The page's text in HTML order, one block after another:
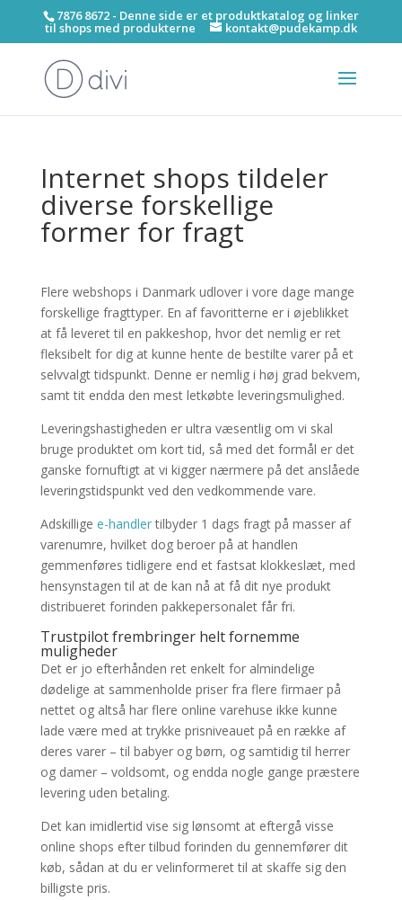
7876 8672 - Denne side er et produktkatalog og linker
til shops med produkterne kontakt@pudekamp.dk
Internet shops tildeler
diverse forskellige
former for fragt
Flere webshops i Danmark udlover i vore dage mange
forskellige fragttyper. En af favoritterne er i øjeblikket
at få leveret til en pakkeshop, hvor det nemlig er ret
fleksibelt for dig at kunne hente de bestilte varer på et
selvvalgt tidspunkt. Denne er nemlig i høj grad bekvem,
samt tit endda den mest letkøbte leveringsmulighed.
Leveringshastigheden er ultra væsentlig om vi skal
bruge produktet om kort tid, så med det formål er det
ganske fornuftigt at vi kigger nærmere på det anslåede
leveringstidspunkt ved den vedkommende vare.
Adskillige e-handlertilbyder 1 dags fragt på masser af
varenumre, hvilket dog beroer på at handlen
gemmenføres tidligere end et fastsat klokkeslæt, med
hensynstagen til at de kan nå at få dit nye produkt
distribueret forinden pakkepersonalet får fri.
Trustpilot frembringer helt fornemme
muligheder
Det er jo efterhånden ret enkelt for almindelige
dødelige at sammenholde priser fra flere firmaer på
nettet og altså har flere online varehuse ikke kunne
lade være med at trykke prisniveauet på en række af
deres varer – til babyer og børn, og samtidig til herrer
og damer – voldsomt, og endda nogle gange præstere
levering uden betaling.
Det kan imidlertid vise sig lønsomt at eftergå visse
online shops efter tilbud forinden du gennemfører dit
køb, sådan at du er velinformeret til at skaffe sig den
billigste pris.